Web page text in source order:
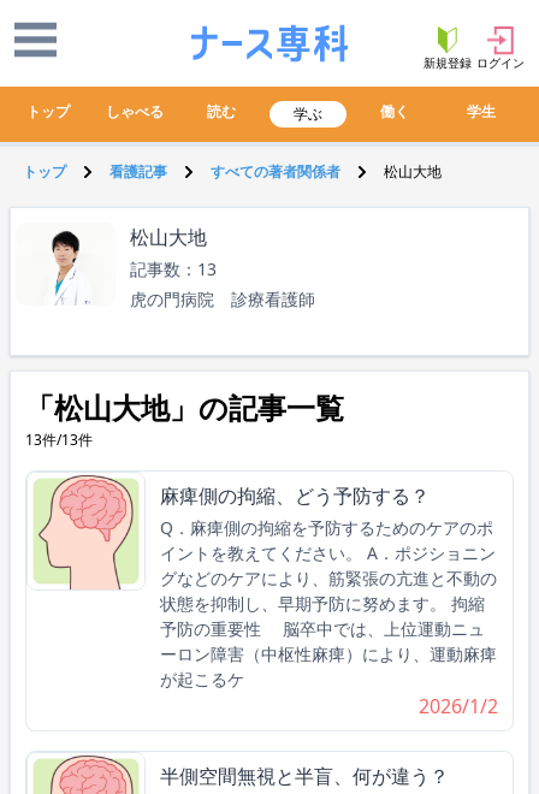
新規登録 ログイン
トップ しゃべる 読む 学ぶ 働く 学生
トップ 看護記事 すべての著者関係者 松山大地
松山大地
記事数：13
虎の門病院 診療看護師
「松山大地」の記事一覧
13件/13件
麻痺側の拘縮、どう予防する？
Q．麻痺側の拘縮を予防するためのケアのポ
イントを教えてください。 A．ポジショニン
グなどのケアにより、筋緊張の亢進と不動の
状態を抑制し、早期予防に努めます。 拘縮
予防の重要性 脳卒中では、上位運動ニュ
ーロン障害（中枢性麻痺）により、運動麻痺
が起こるケ
2026/1/2
半側空間無視と半盲、何が違う？